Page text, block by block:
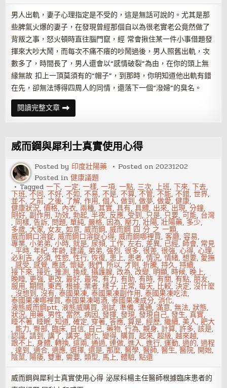
男人出軌，妻子心理指定是不受的，這是無話可說的。尤其是那
些脾氣火爆的妻子，在發現曾經那個自以為很老實老公竟然做了
背叛之事，怒火頓時直往腦門竄，經 常會揪住某一件小事借題發
揮來大吵大鬧，而每次不痛不癢的吵鬧過後，男人照舊出軌，次
數多了，時間長了，男人還會以“感情破裂”為由，在你的頭上無
緣無故 扣上一頂莫須有的“帽子”，到那時，你明知道他出軌有錯
在先，卻無法博得四周人的同情，還落下一個“潑婦”的臭名。
閱讀完整文章男
人
出
後
女
人
忌
諱
做
的
10
件
事
威而鋼與犀利士真實使用心得
Posted by 印度壯陽藥 Posted on20231202
Posted in健康議題
Tagged一下,一定,一樣,一項,一點, 三次,上班,下來,下去,
下班,不同,不好,不如,不易,不是,不算,不管,不能,不錯,世界,
並不, 之前, 之後, 了解,作用,個人,做到,做夢,做愛,健康,
健康狀況,價格, 內衣, 兩種,其實,具有,具體, 出來, 出現,分鐘,
剛好,副作用,功效,勃起,半夜, 反應, 受到, 只是, 只要,可能, 台灣
, 同樣,告訴, 問題,單純,嚴格, 因為,壓力,壯陽,壯陽藥, 多少,
多歲,大家,女友,如意,威而鋼,威而鋼 四 分 之 一顆,
威而鋼口溶錠,威而鋼口溶錠心得,威而鋼哪裡買,客廳,容易,
專業,小弟弟,小時,就是,尿頻,工作,左右,差異, 已經, 師會, 常見
,平時,年紀,年齡, 建議, 弟弟,強烈,很多,很差,很強,心得,心理,
必利吉,必須,性慾,性行,恢復, 患上, 患者,情況,情緒,想要, 愛撫
,感受,感覺,應該,懷疑,我們,所以,才剛,折騰,持久,持續,
接下來,接近,推測,換成,攝護腺, 改為, 改變, 明顯, 時候, 晚上,
晚睡, 更強,更改,最好,最常,有力,有助,有時,有關,有點,朋友,
服用,期間,東西,根據, 業者,樣子,正常,每天, 比較,決定,沒什麼
,沒想到,沒有,泰國果凍,泰國果凍副作用,泰國果凍吃法,
泰國果凍哪裡買,泰國果凍喝酒,泰國果凍成分,消化,
液態威而鋼ptt,液態威購買,測試,準備,溝通,滿意,無法,狀態,
狀況, 用藥,男性, 當然,病因,發揮,發現,發現自己,發生,真實,
睡不著, 睡眠,知道,確定, 穿著,答應,算是,經歷,繼續,美人,肥大
, 能力,臀部, 臨床, 自信, 自己,藥物,行為,親身, 計算,許多,該是,
認識,請到,講了,講究,變化,變得,購買,起來,超級,越來越,
跟不上,身體,轉換,這兩,通過,連做,進入,進行,運動,過的,過程
,達到,適合,適應,選擇,還是,那麼,醫學,醫師,醫生,醫院, 開始,
陰莖, 陽痿,雙重, 需要,類型, 馬上,體驗,點還
威而鋼與犀利士真實使用心得 泌尿科楊主任醫師根據臨床患者的